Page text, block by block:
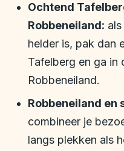
Ochtend
Robbeneiland:
helder is, pak dan
Tafelberg en ga in
Robbeneiland.
Robbeneiland en
combineer je
langs plekken als